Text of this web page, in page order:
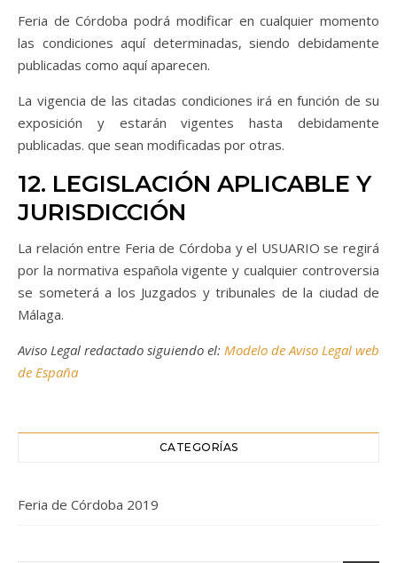
Feria de Córdoba podrá modificar en cualquier momento
las condiciones aquí determinadas, siendo debidamente
publicadas como aquí aparecen.
La vigencia de las citadas condiciones irá en función de su
exposición y estarán vigentes hasta debidamente
publicadas. que sean modificadas por otras.
12. LEGISLACIÓN APLICABLE Y
JURISDICCIÓN
La relación entre Feria de Córdoba y el USUARIO se regirá
por la normativa española vigente y cualquier controversia
se someterá a los Juzgados y tribunales de la ciudad de
Málaga.
Aviso Legal redactado siguiendo el: Modelo de Aviso Legal web
de España
CATEGORÍAS
Feria de Córdoba 2019